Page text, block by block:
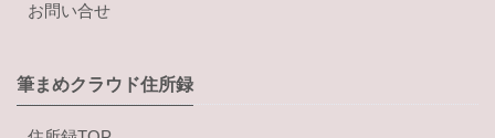
お問い合せ
筆まめクラウド住所録